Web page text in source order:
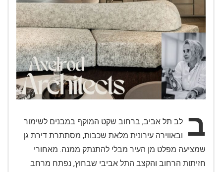
ב לב תל אביב, ברחוב שקט המוקף במבנים לשימור
ובאווירה עירונית מלאת שכבות, מסתתרת דירת גן
שמציעה מפלט מן העיר מבלי להתנתק ממנה. מאחורי
חזיתות הרחוב והקצב התל אביבי שבחוץ, נפתח מרחב